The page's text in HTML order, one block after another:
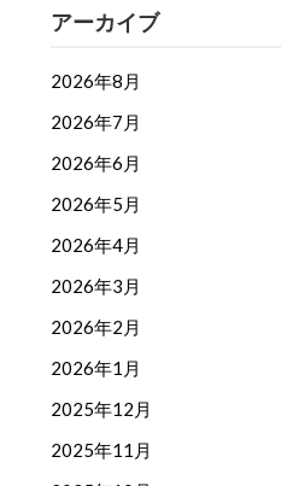
アーカイブ
2026年8月
2026年7月
2026年6月
2026年5月
2026年4月
2026年3月
2026年2月
2026年1月
2025年12月
2025年11月